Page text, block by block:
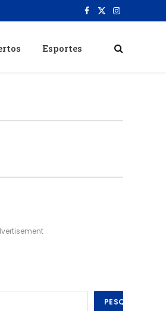
Facebook
X
Instagram
Esportes
PESQUISAR